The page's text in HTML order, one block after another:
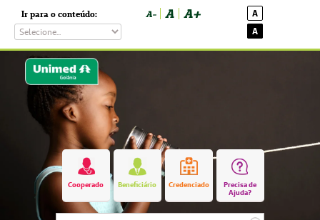
Ir para o conteúdo: A- A A+
A
A
Cooperado Beneficiário Credenciado
Precisa de
Ajuda?